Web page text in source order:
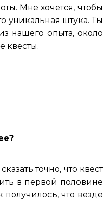
Мне хочется, чтобы
уникальная штука. Ты
нашего опыта, около
квесты.
точно, что квест
в первой половине
что везде